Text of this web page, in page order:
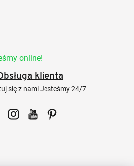
online!
klienta
się z nami Jesteśmy 24/7